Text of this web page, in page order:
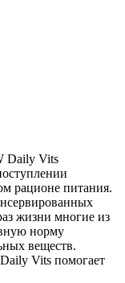
Daily Vits
рационе питания.
жизни многие из
норму
веществ.
Vits помогает